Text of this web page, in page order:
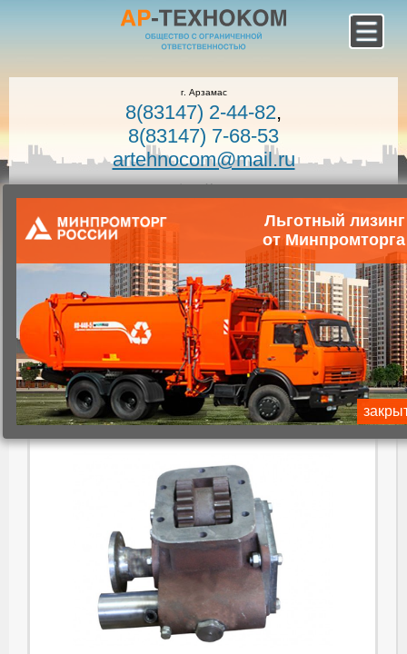
г. Арзамас
8(83147) 2-44-82,
8(83147) 7-68-53
artehnocom@mail.ru
офис г. Москва
Звонок по России бесплатный!
Заказать звонок
Главная
Каталог коммунальной техники
Коммунальная техника
Запчасти для коммунальной техники
Запасные части к комбинированным дорожным машинам
КОМ КО-829.02.02.000-01
Льготный лизинг
от Минпромторга